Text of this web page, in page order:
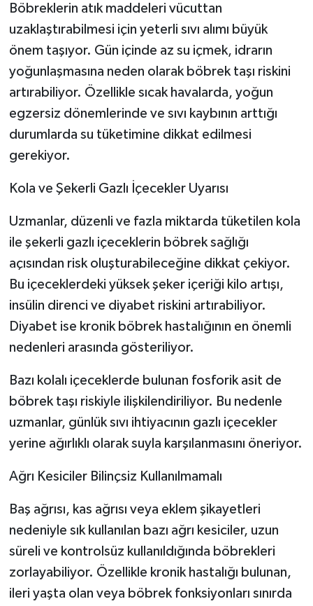
Böbreklerin atık maddeleri vücuttan
uzaklaştırabilmesi için yeterli sıvı alımı büyük
önem taşıyor. Gün içinde az su içmek, idrarın
yoğunlaşmasına neden olarak böbrek taşı riskini
artırabiliyor. Özellikle sıcak havalarda, yoğun
egzersiz dönemlerinde ve sıvı kaybının arttığı
durumlarda su tüketimine dikkat edilmesi
gerekiyor.
Kola ve Şekerli Gazlı İçecekler Uyarısı
Uzmanlar, düzenli ve fazla miktarda tüketilen kola
ile şekerli gazlı içeceklerin böbrek sağlığı
açısından risk oluşturabileceğine dikkat çekiyor.
Bu içeceklerdeki yüksek şeker içeriği kilo artışı,
insülin direnci ve diyabet riskini artırabiliyor.
Diyabet ise kronik böbrek hastalığının en önemli
nedenleri arasında gösteriliyor.
Bazı kolalı içeceklerde bulunan fosforik asit de
böbrek taşı riskiyle ilişkilendiriliyor. Bu nedenle
uzmanlar, günlük sıvı ihtiyacının gazlı içecekler
yerine ağırlıklı olarak suyla karşılanmasını öneriyor.
Ağrı Kesiciler Bilinçsiz Kullanılmamalı
Baş ağrısı, kas ağrısı veya eklem şikayetleri
nedeniyle sık kullanılan bazı ağrı kesiciler, uzun
süreli ve kontrolsüz kullanıldığında böbrekleri
zorlayabiliyor. Özellikle kronik hastalığı bulunan,
ileri yaşta olan veya böbrek fonksiyonları sınırda